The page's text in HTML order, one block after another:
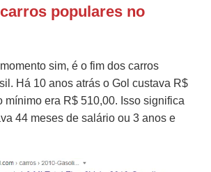
populares no
sim, é o fim dos carros
Há 10 anos atrás o Gol custava R$
mínimo era R$ 510,00. Isso significa
44 meses de salário ou 3 anos e